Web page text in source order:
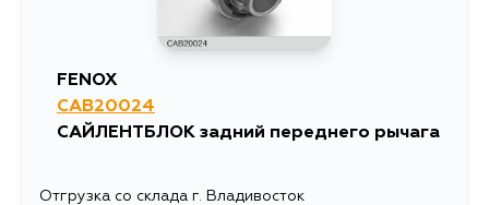
2124
10 августа
FENOX
CAB20024
САЙЛЕНТБЛОК задний переднего рычага
Отгрузка со склада г. Владивосток